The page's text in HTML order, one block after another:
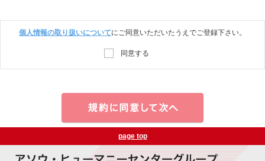
個人情報の取り扱いについてにご同意いただいたうえでご登録下さい。
同意する
page top